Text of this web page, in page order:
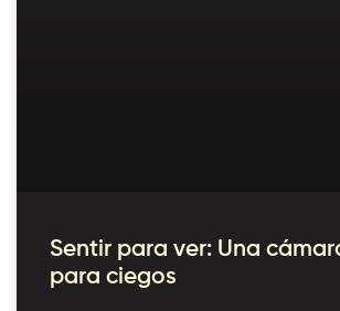
Sentir para ver: Una
para ciegos